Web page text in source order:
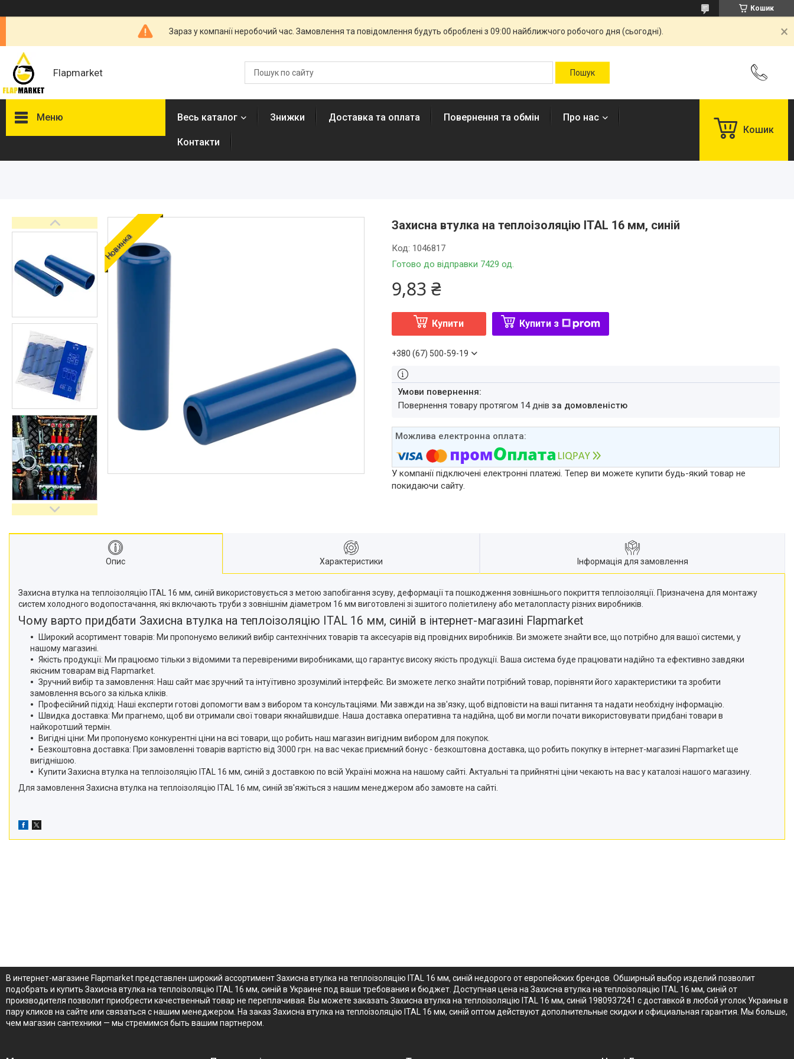
Кошик
Зараз у компанії неробочий час. Замовлення та повідомлення будуть оброблені з 09:00 найближчого робочого дня (сьогодні).
Flapmarket
Меню
Душові трапи, дренажні
Аксесуари для ванної
кімнати
Запчастини та комплектуючі
Гнучкі шланги (підведення)
Кухонні мийки
Рушникосушарки
Матеріали для влаштування
теплої підлоги
Запірно-регулююча
арматура
Фільтри для води
Насосне обладнання
Інструмент
Пакувальні сантехнічні
Весь каталог Знижки Доставка та оплата Повернення та обмін Про нас
Контакти
Кошик
Новинка
Захисна втулка на теплоізоляцію ITAL 16 мм, синій
Готово до відправки 7429 од.
Код: 1046817
9,83 ₴
Купити Купити з
+380 (67) 500-59-19
повернення товару протягом 14 днів за домовленістю
У компанії підключені електронні платежі. Тепер ви можете купити будь-який товар не
покидаючи сайту.
Опис Характеристики Інформація для замовлення
Захисна втулка на теплоізоляцію ITAL 16 мм, синій використовується з метою запобігання зсуву, деформації та пошкодження зовнішнього покриття теплоізоляції. Призначена для монтажу
систем холодного водопостачання, які включають труби з зовнішнім діаметром 16 мм виготовлені зі зшитого поліетилену або металопласту різних виробників.
Чому варто придбати Захисна втулка на теплоізоляцію ITAL 16 мм, синій в інтернет-магазині Flapmarket
Широкий асортимент товарів: Ми пропонуємо великий вибір сантехнічних товарів та аксесуарів від провідних виробників. Ви зможете знайти все, що потрібно для вашої системи, у
нашому магазині.
Якість продукції: Ми працюємо тільки з відомими та перевіреними виробниками, що гарантує високу якість продукції. Ваша система буде працювати надійно та ефективно завдяки
якісним товарам від Flapmarket.
Зручний вибір та замовлення: Наш сайт має зручний та інтуїтивно зрозумілий інтерфейс. Ви зможете легко знайти потрібний товар, порівняти його характеристики та зробити
замовлення всього за кілька кліків.
Професійний підхід: Наші експерти готові допомогти вам з вибором та консультаціями. Ми завжди на зв'язку, щоб відповісти на ваші питання та надати необхідну інформацію.
Швидка доставка: Ми прагнемо, щоб ви отримали свої товари якнайшвидше. Наша доставка оперативна та надійна, щоб ви могли почати використовувати придбані товари в
найкоротший термін.
Вигідні ціни: Ми пропонуємо конкурентні ціни на всі товари, що робить наш магазин вигідним вибором для покупок.
Безкоштовна доставка: При замовленні товарів вартістю від 3000 грн. на вас чекає приємний бонус - безкоштовна доставка, що робить покупку в інтернет-магазині Flapmarket ще
вигіднішою.
Купити Захисна втулка на теплоізоляцію ITAL 16 мм, синій з доставкою по всій Україні можна на нашому сайті. Актуальні та прийнятні ціни чекають на вас у каталозі нашого магазину.
Для замовлення Захисна втулка на теплоізоляцію ITAL 16 мм, синій зв'яжіться з нашим менеджером або замовте на сайті.
В интернет-магазине Flapmarket представлен широкий ассортимент Захисна втулка на теплоізоляцію ITAL 16 мм, синій недорого от европейских брендов. Обширный выбор изделий позволит
подобрать и купить Захисна втулка на теплоізоляцію ITAL 16 мм, синій в Украине под ваши требования и бюджет. Доступная цена на Захисна втулка на теплоізоляцію ITAL 16 мм, синій от
производителя позволит приобрести качественный товар не переплачивая. Вы можете заказать Захисна втулка на теплоізоляцію ITAL 16 мм, синій 1980937241 с доставкой в любой уголок Украины в
пару кликов на сайте или связаться с нашим менеджером. На заказ Захисна втулка на теплоізоляцію ITAL 16 мм, синій оптом действуют дополнительные скидки и официальная гарантия. Мы больше,
чем магазин сантехники — мы стремимся быть вашим партнером.